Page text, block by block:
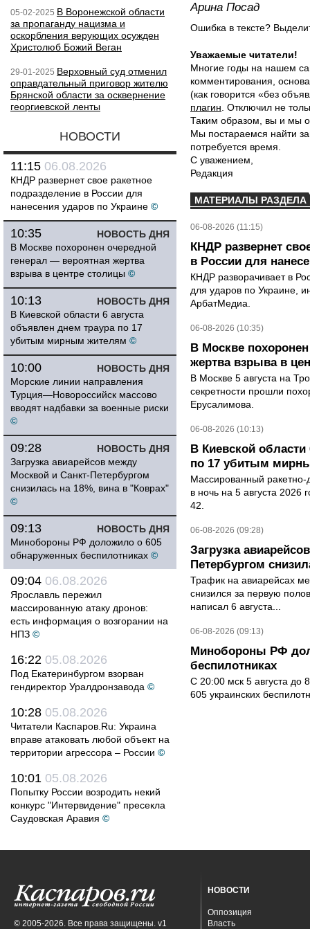
05-02-2025 В Воронежской области
за пропаганду нацизма и
оскорбления верующих осужден
Христолюб Божий Веган
29-01-2025 Верховный суд отменил
оправдательный приговор жителю
Брянской области за осквернение
георгиевской ленты
НОВОСТИ
11:15 06.08.2026
КНДР развернет свое ракетное
подразделение в России для
нанесения ударов по Украине ©
НОВОСТЬ ДНЯ
10:35
В Москве похоронен очередной
генерал — вероятная жертва
взрыва в центре столицы ©
НОВОСТЬ ДНЯ
10:13
В Киевской области 6 августа
объявлен днем траура по 17
убитым мирным жителям ©
НОВОСТЬ ДНЯ
10:00
Морские линии направления
Турция—Новороссийск массово
вводят надбавки за военные риски
©
НОВОСТЬ ДНЯ
09:28
Загрузка авиарейсов между
Москвой и Санкт-Петербургом
снизилась на 18%, вина в "Коврах"
©
НОВОСТЬ ДНЯ
09:13
Минобороны РФ доложило о 605
обнаруженных беспилотниках ©
09:04 06.08.2026
Ярославль пережил
массированную атаку дронов:
есть информация о возгорании на
НПЗ ©
16:22 05.08.2026
Под Екатеринбургом взорван
гендиректор Уралдронзавода ©
10:28 05.08.2026
Читатели Каспаров.Ru: Украина
вправе атаковать любой объект на
территории агрессора – России ©
10:01 05.08.2026
Попытку России возродить некий
конкурс "Интервидение" пресекла
Саудовская Аравия ©
Арина Посад
Ошибка в тексте?
Уважаемые читатели!
Многие годы на нашем
комментирования,
(как говорится «без
плагин . Отключил не
Таким образом, вы и мы
Мы постараемся найти
потребуется время.
С уважением,
Редакция
МАТЕРИАЛЫ РАЗДЕЛА
06-08-2026 (11:15)
КНДР развернет
в России для
КНДР разворачивает в
для ударов по Украине,
АрбатМедиа.
06-08-2026 (10:35)
В Москве
жертва взрыва в
В Москве 5 августа на
секретности прошли
Ерусалимова.
06-08-2026 (10:13)
В Киевской
по 17 убитым
Массированный ракетно-
в ночь на 5 августа 2026
42.
06-08-2026 (09:28)
Загрузка
Петербургом
Трафик на авиарейсах
снизился за первую
написал 6 августа...
06-08-2026 (09:13)
Минобороны РФ
беспилотниках
С 20:00 мск 5 августа до
605 украинских
© 2005-2026. Все права защищены. v1
НОВОСТИ
Оппозиция
Власть